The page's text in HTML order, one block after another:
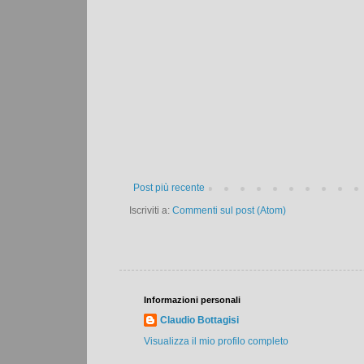
Post più recente
Iscriviti a: Commenti sul post (Atom)
Informazioni personali
Claudio Bottagisi
Visualizza il mio profilo completo